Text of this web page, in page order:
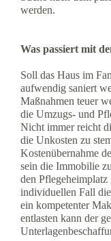
werden.
Was passiert mit
Soll das Haus im
aufwendig saniert
Maßnahmen teuer
die Umzugs- und
Nicht immer reicht
die Unkosten zu
Kostenübernahme
sein die Immobilie
den
individuellen Fall
ein kompetenter
entlasten kann der